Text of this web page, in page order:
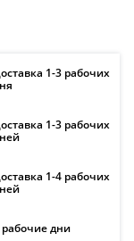
1-3 рабочих
1-3 рабочих
1-4 рабочих
рабочие дни